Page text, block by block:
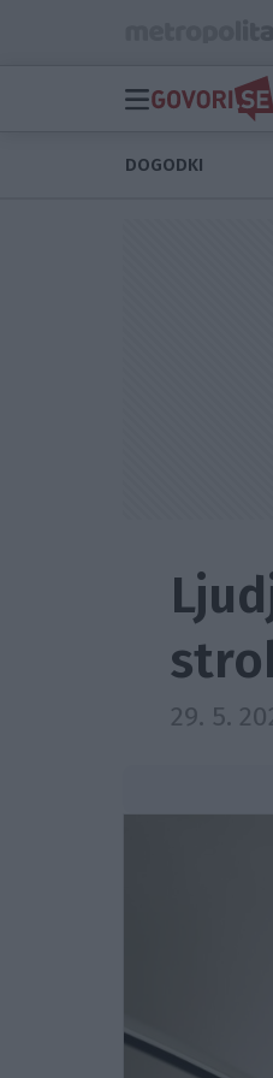
DOGODKI
29. 5.